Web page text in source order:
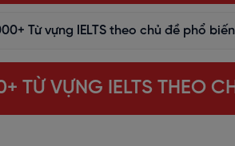
Từ vựng IELTS theo chủ đề phổ
TỪ VỰNG IELTS THEO